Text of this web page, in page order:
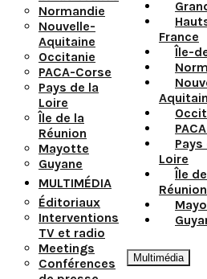
Normandie
Nouvelle-
Aquitaine
Occitanie
PACA-Corse
Pays de la
Loire
Île de la
Réunion
Mayotte
Guyane
MULTIMÉDIA
Éditoriaux
Interventions
TV et radio
Meetings
Conférences
France
Île-
Pays
Loire
Île
Réunion
Multimédia